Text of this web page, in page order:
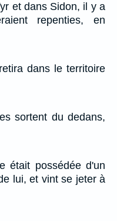
et dans Sidon, il y a
repenties, en
dans le territoire
sortent du dedans,
était possédée d'un
lui, et vint se jeter à